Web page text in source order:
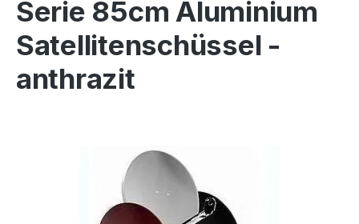
Serie 85cm Aluminium
Satellitenschüssel -
anthrazit